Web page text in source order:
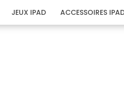
JEUX IPAD ACCESSOIRES